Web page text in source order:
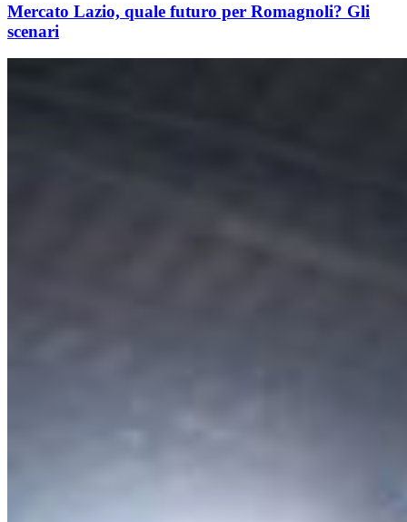
Mercato Lazio, quale futuro per Romagnoli? Gli
scenari